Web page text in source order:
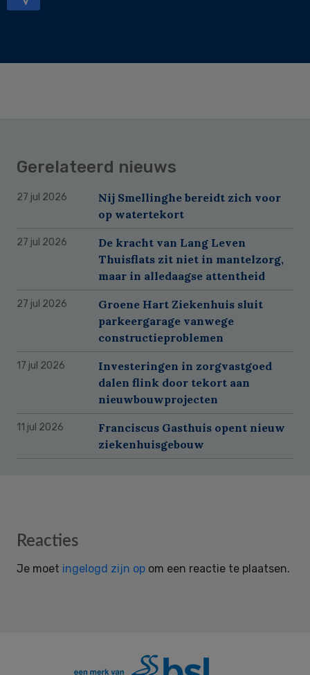
Gerelateerd nieuws
27 jul 2026
Nij Smellinghe bereidt zich voor
op watertekort
27 jul 2026
De kracht van Lang Leven
Thuisflats zit niet in mantelzorg,
maar in alledaagse attentheid
27 jul 2026
Groene Hart Ziekenhuis sluit
parkeergarage vanwege
constructieproblemen
17 jul 2026
Investeringen in zorgvastgoed
dalen flink door tekort aan
nieuwbouwprojecten
11 jul 2026
Franciscus Gasthuis opent nieuw
ziekenhuisgebouw
Reader
Reacties
Je moet ingelogd zijn op om een reactie te plaatsen.